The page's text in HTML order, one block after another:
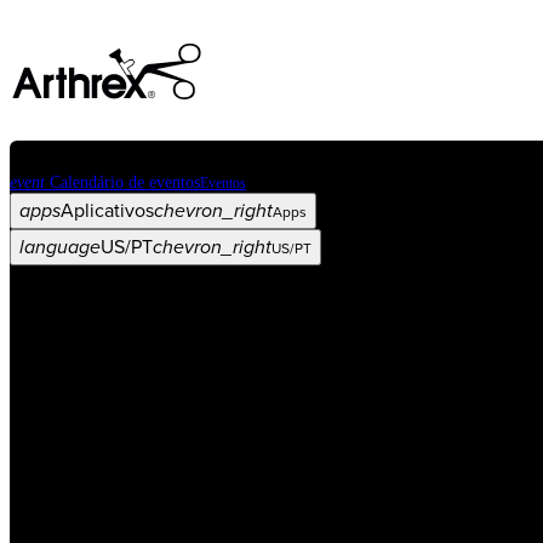
event Calendário de eventosEventos
appsAplicativoschevron_rightApps
languageUS/PTchevron_rightUS/PT